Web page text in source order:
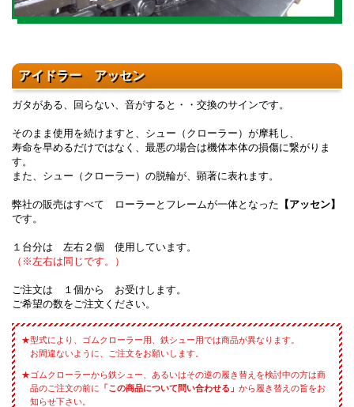
アイドラー アッセン
ガタがある、回らない、音がすると・・交換のサインです。
そのまま使用を続けますと、シュー（クローラー）が摩耗し、
寿命を早めるだけではなく、最悪の場合は機体本体の損傷に繋がりま
す。
また、シュー（クローラー）の脱輪が、顕著に表れます。
弊社の販売はすべて ローラーとフレームが一体となった 【アッセン】
です。
１台分は 左右２個 使用しています。
（※左右は同じです。）
ご注文は １個から お受けします。
ご希望の数をご注文ください。
型式により、ゴムクローラー用、鉄シュー用では商品が異なります。
お間違ないように、ご注文をお願いします。
ゴムクローラーから鉄シュー、あるいはその逆の履き替えを検討中の方は商
品のご注文の前に 「この商品について問い合わせる」から履き替えの旨をお
知らせ下さい。